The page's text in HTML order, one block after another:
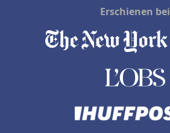
Erschienen bei